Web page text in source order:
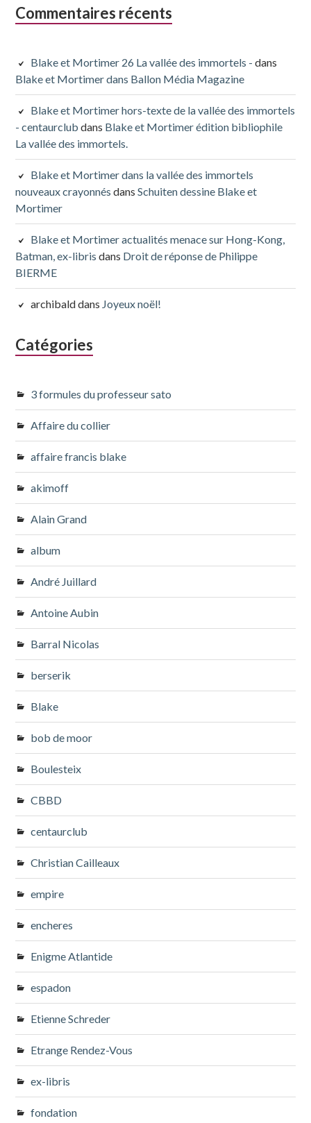
Commentaires récents
Blake et Mortimer 26 La vallée des immortels - dans
Blake et Mortimer dans Ballon Média Magazine
Blake et Mortimer hors-texte de la vallée des immortels
- centaurclub dans Blake et Mortimer édition bibliophile
La vallée des immortels.
Blake et Mortimer dans la vallée des immortels
nouveaux crayonnés dansSchuiten dessine Blake et
Mortimer
Blake et Mortimer actualités menace sur Hong-Kong,
Batman, ex-libris dans Droit de réponse de Philippe
BIERME
archibalddans Joyeux noël!
Catégories
3 formules du professeur sato
Affaire du collier
affaire francis blake
akimoff
Alain Grand
album
André Juillard
Antoine Aubin
Barral Nicolas
berserik
Blake
bob de moor
Boulesteix
CBBD
centaurclub
Christian Cailleaux
empire
encheres
Enigme Atlantide
espadon
Etienne Schreder
Etrange Rendez-Vous
ex-libris
fondation